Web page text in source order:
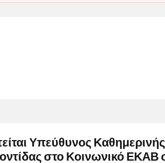
Υπεύθυνος Καθημερινής
στο Κοινωνικό ΕΚΑΒ